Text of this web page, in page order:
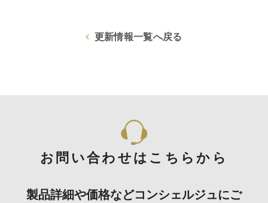
更新情報一覧へ戻る
お問い合わせはこちらから
製品詳細や価格などコンシェルジュにご